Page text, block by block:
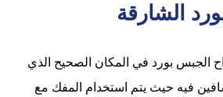
الشارقة
الجبس بورد في المكان الصحيح الذي
فيه حيث يتم استخدام المفك مع